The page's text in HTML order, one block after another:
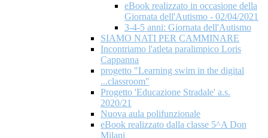
eBook realizzato in occasione della
Giornata dell'Autismo - 02/04/2021
3-4-5 anni: Giornata dell'Autismo
SIAMO NATI PER CAMMINARE
Incontriamo l'atleta paralimpico Loris
Cappanna
progetto "Learning swim in the digital
...classroom"
Progetto 'Educazione Stradale' a.s.
2020/21
Nuova aula polifunzionale
eBook realizzato dalla classe 5^A Don
Milani